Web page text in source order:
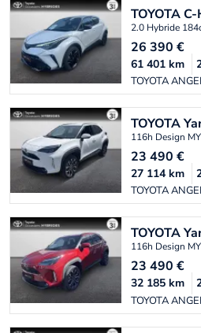
TOYOTAC-
2.0 Hybride
26 390 €
TOYOTA
61 401 km
TOYOTA
116h Design
23 490 €
TOYOTA
27 114 km
TOYOTA
116h Design
23 490 €
TOYOTA
32 185 km